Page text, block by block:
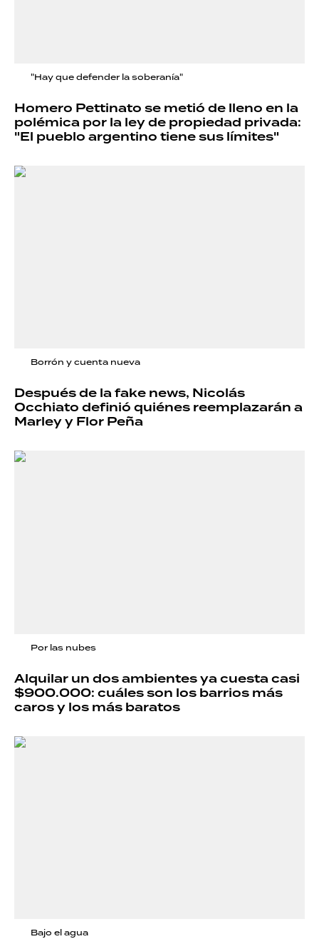
"Hay que defender la soberanía"
Homero Pettinato se metió de lleno en la
polémica por la ley de propiedad privada:
"El pueblo argentino tiene sus límites"
Borrón y cuenta nueva
Después de la fake news, Nicolás
Occhiato definió quiénes reemplazarán a
Marley y Flor Peña
Por las nubes
Alquilar un dos ambientes ya cuesta casi
$900.000: cuáles son los barrios más
caros y los más baratos
Bajo el agua